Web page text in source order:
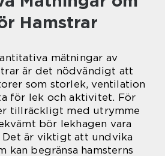
Hamstrar
mätningar av
är det nödvändigt att
som storlek, ventilation
för lek och aktivitet. För
tillräckligt med utrymme
bör lekhagen vara
Det är viktigt att undvika
kan begränsa hamsterns